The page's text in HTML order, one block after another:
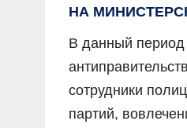
НА
В данный период
сотрудники
партий,